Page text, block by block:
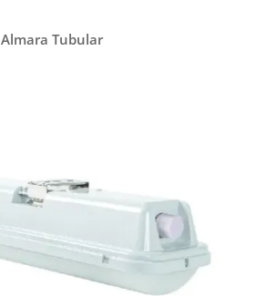
Almara Tubular